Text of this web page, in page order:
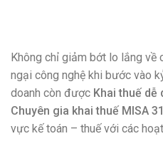
Không chỉ giảm bớt lo lắng về
ngại công nghệ khi bước vào
doanh còn được Khai thuế dễ
Chuyên gia khai thuế MISA
vực kế toán – thuế với các